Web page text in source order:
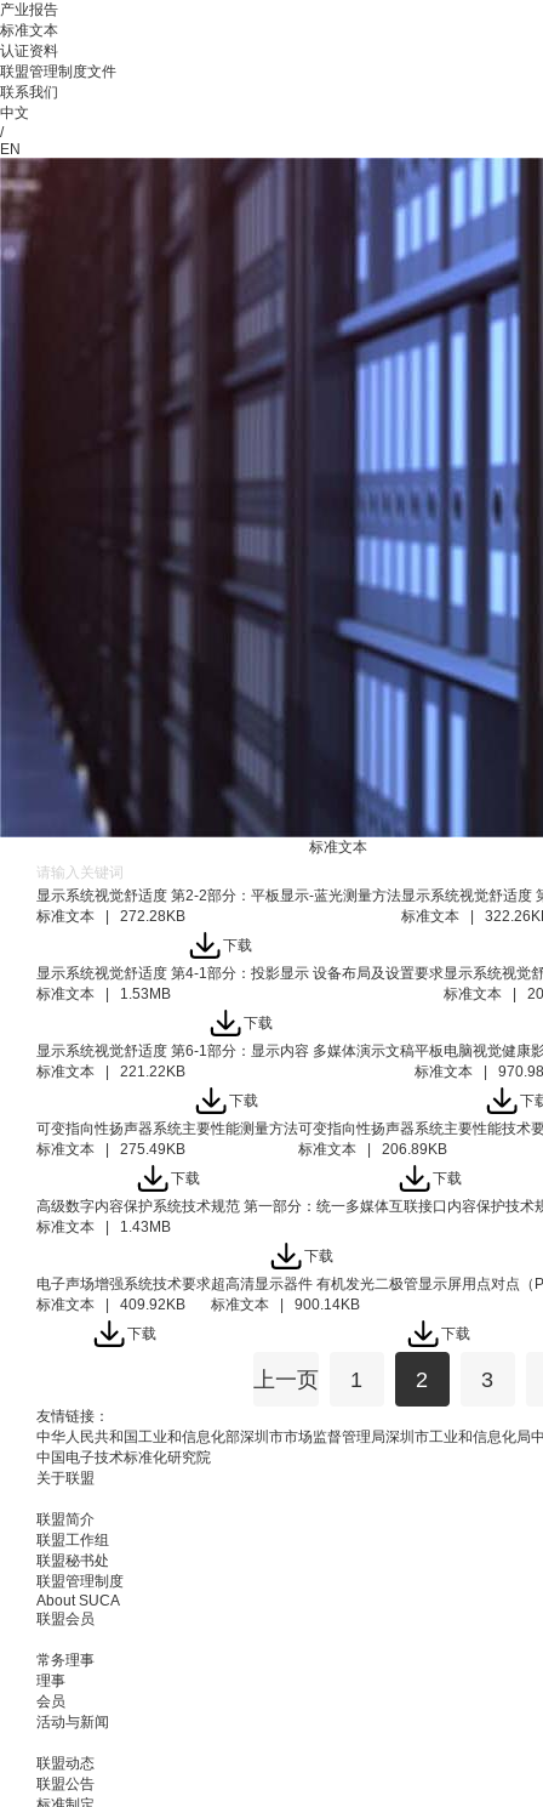
产业报告
标准文本
认证资料
联盟管理制度文件
联系我们
中文
/
EN
标准文本
显示系统视觉舒适度 第2-2部分：平板显示-蓝光测量方法
标准文本 | 272.28KB
下载
显示系统视觉舒适度
标准文本 |
显示系统视觉舒适度 第4-1部分：投影显示 设备布局及设置要求
标准文本 | 1.53MB
下载
显示系统视觉
标准文本 |
显示系统视觉舒适度 第6-1部分：显示内容 多媒体演示文稿
标准文本 | 221.22KB
下载
平板电脑视觉健康
标准文本 |
下
可变指向性扬声器系统主要性能测量方法
标准文本 | 275.49KB
下载
可变指向性扬声器系统主要性能技术
标准文本 | 206.89KB
下载
高级数字内容保护系统技术规范 第一部分：统一多媒体互联接口内容保护技术
标准文本 | 1.43MB
下载
电子声场增强系统技术要求
标准文本 | 409.92KB
下载
超高清显示器件 有机发光二极管显示屏用点对点（
标准文本 | 900.14KB
下载
上一页 1 2 3
友情链接：
中华人民共和国工业和信息化部深圳市市场监督管理局深圳市工业和信息化局
中国电子技术标准化研究院
关于联盟
联盟简介
联盟工作组
联盟秘书处
联盟管理制度
About SUCA
联盟会员
常务理事
理事
会员
活动与新闻
联盟动态
联盟公告